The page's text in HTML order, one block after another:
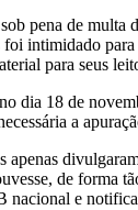
pena de multa
intimidado
para seus
dia 18 de
a
apenas
de forma
e